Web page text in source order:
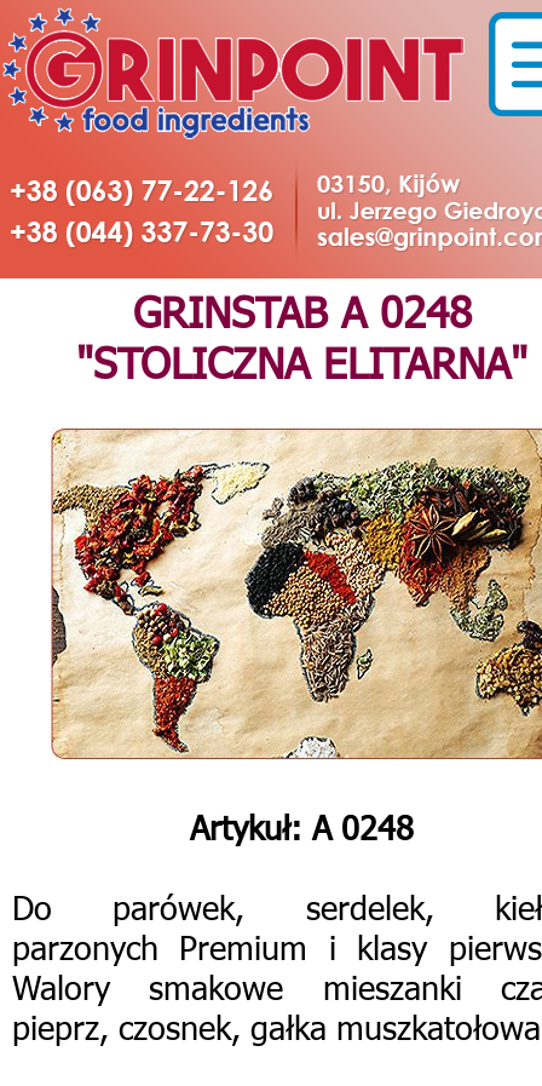
GRINSTAB A 0248
"STOLICZNA ELITARNA"
Artykuł: А 0248
Do parówek, serdelek,
parzonych Premium i klasy
Walory smakowe mieszanki
pieprz, czosnek, gałka